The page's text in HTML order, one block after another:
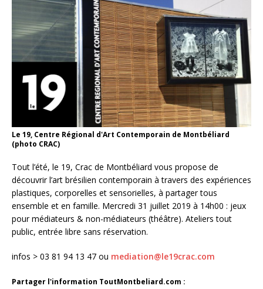
Le 19, Centre Régional d'Art Contemporain de Montbéliard
(photo CRAC)
Tout l’été, le 19, Crac de Montbéliard vous propose de
découvrir l’art brésilien contemporain à travers des expériences
plastiques, corporelles et sensorielles, à partager tous
ensemble et en famille. Mercredi 31 juillet 2019 à 14h00 : jeux
pour médiateurs & non-médiateurs (théâtre). Ateliers tout
public, entrée libre sans réservation.
infos > 03 81 94 13 47 ou mediation@le19crac.com
Partager l'information ToutMontbeliard.com :